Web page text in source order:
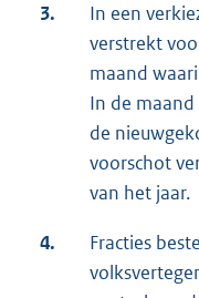
3.
In een
verstrekt
maand
In de
de
voorschot
van het jaar.
4.
Fracties